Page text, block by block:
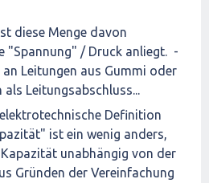
diese Menge davon
"Spannung" / Druck anliegt. -
Leitungen aus Gummi oder
Leitungsabschluss...
Definition
ist ein wenig anders,
unabhängig von der
Gründen der Vereinfachung